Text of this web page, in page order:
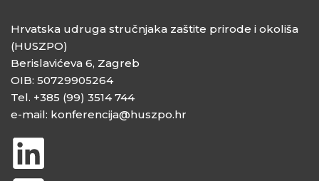
Hrvatska udruga stručnjaka zaštite prirode i okoliša
(HUSZPO)
Berislavićeva 6, Zagreb
OIB: 50729905264
Tel. +385 (99) 3514 744
e-mail: konferencija@huszpo.hr